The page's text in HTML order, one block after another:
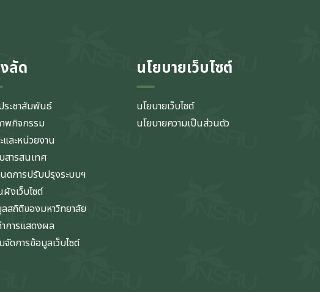
ลัด
ระชาสัมพันธ์
พกิจกรรม
ละหน่วยงาน
สารสนเทศ
ดการปรับปรุงระบบฯ
งเว็บไซต์
สถิติของมหาวิทยาลัย
การแสดงผล
จัดการข้อมูลเว็บไซต์
นโยบายเว็บไซต์
นโยบายเว็บไซต์
นโยบายความเป็นส่วนตัว